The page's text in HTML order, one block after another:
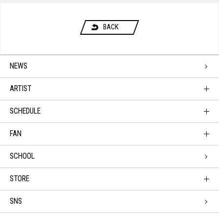
BACK
NEWS
ARTIST
SCHEDULE
FAN
SCHOOL
STORE
SNS